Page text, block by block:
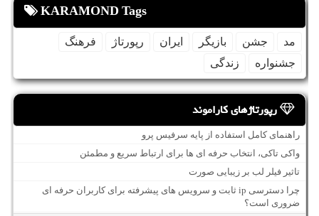
KARAMOND Tags
مد جشن بازیگر ایران رپورتاژ
فرهنگ
جشنواره
زندگی
رپورتاژهای کاراموند
راهنمای کامل استفاده از پایه سرفیس پرو
واکی تاکی، انتخاب حرفه ای ها برای ارتباط سریع و مطمئن
تاثیر فیلر لب بر زیبایی صورت
چرا دسترسی ip ثابت و سرویس های پیشرفته برای کاربران حرفه ای
ضروری است؟